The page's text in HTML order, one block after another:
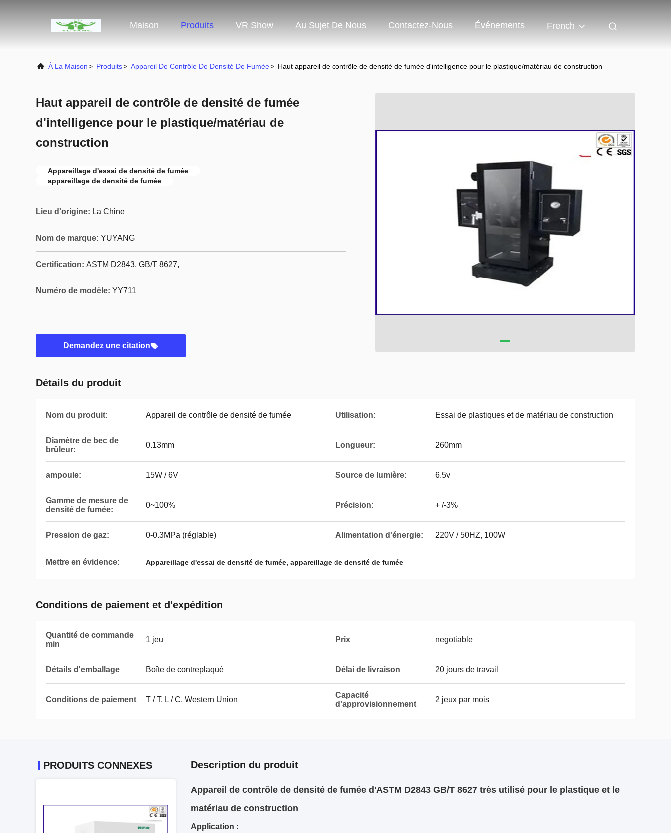
Maison Produits VR Show Au Sujet De Nous Contactez-Nous Événements French
À La Maison> Produits> Appareil De Contrôle De Densité De Fumée> Haut appareil de contrôle de densité de fumée d'intelligence pour le plastique/matériau de construction
Haut appareil de contrôle de densité de fumée
d'intelligence pour le plastique/matériau de
construction
Appareillage d'essai de densité de fumée
appareillage de densité de fumée
Lieu d'origine: La Chine
Nom de marque: YUYANG
Certification: ASTM D2843, GB/T 8627,
Numéro de modèle: YY711
Demandez une citation
Détails du produit
Nom du produit: Appareil de contrôle de densité de fumée Utilisation: Essai de plastiques et de matériau de construction
Diamètre de bec de
brûleur:
0.13mm Longueur: 260mm
ampoule: 15W / 6V Source de lumière: 6.5v
Gamme de mesure de
densité de fumée:
0~100% Précision: + /-3%
Pression de gaz: 0-0.3MPa (réglable) Alimentation d'énergie: 220V / 50HZ, 100W
Mettre en évidence: Appareillage d'essai de densité de fumée, appareillage de densité de fumée
Conditions de paiement et d'expédition
Quantité de commande
min
1 jeu Prix negotiable
Détails d'emballage Boîte de contreplaqué Délai de livraison 20 jours de travail
Conditions de paiement T / T, L / C, Western Union
Capacité
d'approvisionnement
2 jeux par mois
PRODUITS CONNEXES Description du produit
Appareil de contrôle de densité de fumée d'ASTM D2843 GB/T 8627 très utilisé pour le plastique et le
matériau de construction
Application :